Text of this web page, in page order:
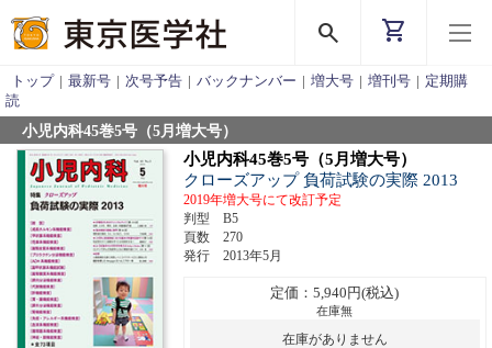
search shopping_cart
トップ | 最新号 | 次号予告 | バックナンバー | 増大号 | 増刊号 | 定期購
読
小児内科45巻5号（5月増大号）
小児内科45巻5号（5月増大号）
クローズアップ 負荷試験の実際 2013
2019年増大号にて改訂予定
判型 B5
頁数 270
発行 2013年5月
定価：5,940円(税込)
在庫無
在庫がありません